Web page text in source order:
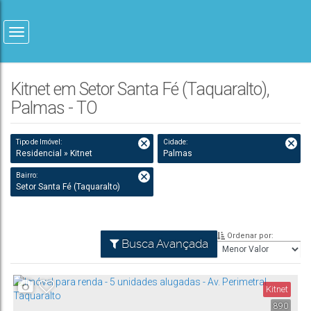
Kitnet em Setor Santa Fé (Taquaralto),
Palmas - TO
Tipo de Imóvel:
Residencial » Kitnet
Cidade:
Palmas
Bairro:
Setor Santa Fé (Taquaralto)
Busca Avançada
Ordenar por:
890
Kitnet